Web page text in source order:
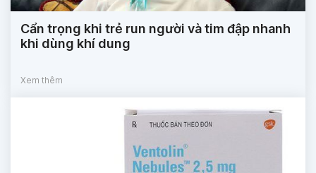
Cẩn trọng khi trẻ run người và tim đập nhanh
khi dùng khí dung
Xem thêm